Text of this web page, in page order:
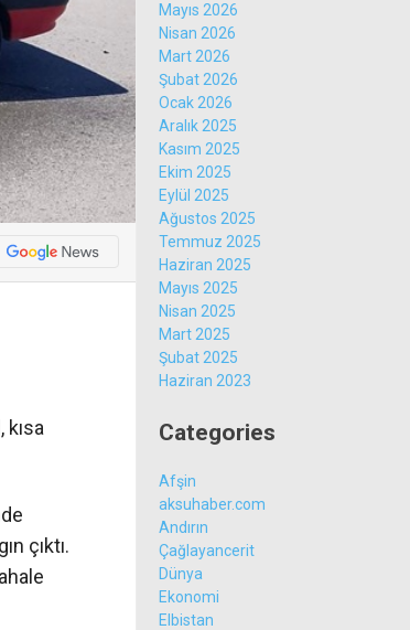
çıktı.
Mayıs 2026
Nisan 2026
Mart 2026
Şubat 2026
Ocak 2026
Aralık 2025
Kasım 2025
Ekim 2025
Eylül 2025
Ağustos 2025
Temmuz 2025
Haziran 2025
Mayıs 2025
Nisan 2025
Mart 2025
Şubat 2025
Haziran 2023
Categories
Afşin
aksuhaber.com
Andırın
Çağlayancerit
Dünya
Ekonomi
Elbistan